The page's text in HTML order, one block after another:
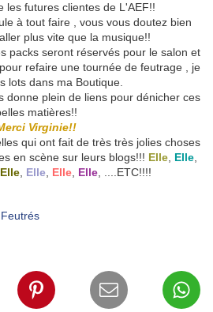
les futures clientes de L'AEF!!
à tout faire , vous vous doutez bien
plus vite que la musique!!
packs seront réservés pour le salon et
refaire une tournée de feutrage , je
lots dans ma Boutique.
donne plein de liens pour dénicher ces
matières!!
Virginie!!
qui ont fait de très très jolies choses
en scène sur leurs blogs!!! Elle, Elle,
Elle, Elle, Elle, Elle, ....ETC!!!!